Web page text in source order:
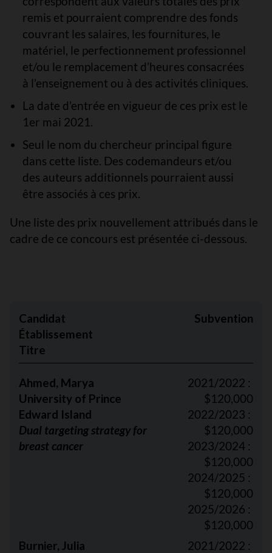
remis et pourraient comprendre des fonds
couvrant les salaires, les fournitures, le
matériel, le perfectionnement professionnel
et/ou le remplacement d’heures consacrées
à l’enseignement ou à des activités cliniques.
La date d’entrée en vigueur de ces prix est le
1er mai 2021.
Seul le nom du chercheur principal figure
dans cette liste. Des codemandeurs et/ou
des auteurs additionnels pourraient aussi
être associés à ces prix.
Une liste des prix nouvellement attribués dans le
cadre de ce concours est présentée ci-dessous.
Candidat
Établissement
Titre
Subvention
Ahmed, Marya
University of Prince
Edward Island
Dual targeting strategy for
breast cancer
2021/2022 :
$120,000
2022/2023 :
$120,000
2023/2024 :
$120,000
2024/2025 :
$120,000
2025/2026 :
$120,000
Burnier, Julia
2021/2022 :